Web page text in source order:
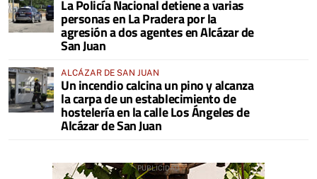
La Policía Nacional detiene a varias
personas en La Pradera por la
agresión a dos agentes en Alcázar de
San Juan
ALCÁZAR DE SAN JUAN
Un incendio calcina un pino y alcanza
la carpa de un establecimiento de
hostelería en la calle Los Ángeles de
Alcázar de San Juan